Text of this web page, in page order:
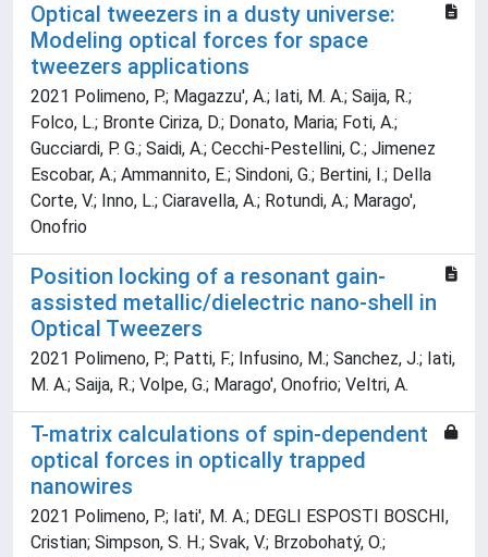
Optical tweezers in a dusty universe:
Modeling optical forces for space
tweezers applications
2021 Polimeno, P.; Magazzu', A.; Iati, M. A.; Saija, R.;
Folco, L.; Bronte Ciriza, D.; Donato, Maria; Foti, A.;
Gucciardi, P. G.; Saidi, A.; Cecchi-Pestellini, C.; Jimenez
Escobar, A.; Ammannito, E.; Sindoni, G.; Bertini, I.; Della
Corte, V.; Inno, L.; Ciaravella, A.; Rotundi, A.; Marago',
Onofrio
Position locking of a resonant gain-
assisted metallic/dielectric nano-shell in
Optical Tweezers
2021 Polimeno, P.; Patti, F.; Infusino, M.; Sanchez, J.; Iati,
M. A.; Saija, R.; Volpe, G.; Marago', Onofrio; Veltri, A.
T-matrix calculations of spin-dependent
optical forces in optically trapped
nanowires
2021 Polimeno, P.; Iati', M. A.; DEGLI ESPOSTI BOSCHI,
Cristian; Simpson, S. H.; Svak, V.; Brzobohatý, O.;